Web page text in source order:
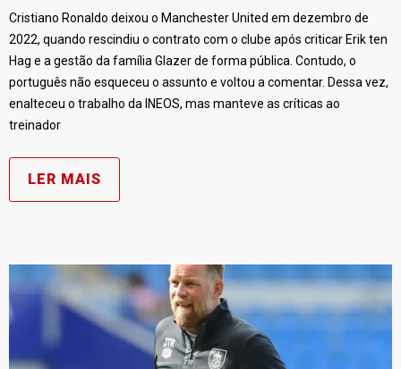
Cristiano Ronaldo deixou o Manchester United em dezembro de
2022, quando rescindiu o contrato com o clube após criticar Erik ten
Hag e a gestão da família Glazer de forma pública. Contudo, o
português não esqueceu o assunto e voltou a comentar. Dessa vez,
enalteceu o trabalho da INEOS, mas manteve as críticas ao
treinador
LER MAIS